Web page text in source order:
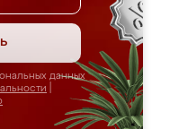
данных